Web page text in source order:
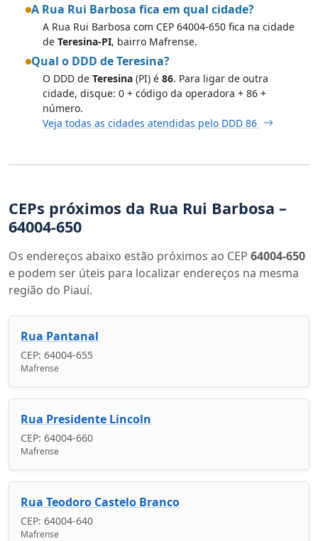
A Rua Rui Barbosa fica em qual cidade?
A Rua Rui Barbosa com CEP 64004-650 fica na cidade
de Teresina-PI, bairro Mafrense.
Qual o DDD de Teresina?
O DDD de Teresina (PI) é 86. Para ligar de outra
cidade, disque: 0 + código da operadora + 86 +
número.
Veja todas as cidades atendidas pelo DDD 86
CEPs próximos da Rua Rui Barbosa –
64004-650
Os endereços abaixo estão próximos ao CEP 64004-650
e podem ser úteis para localizar endereços na mesma
região do Piauí.
Rua Pantanal
CEP: 64004-655
Mafrense
Rua Presidente Lincoln
CEP: 64004-660
Mafrense
Rua Teodoro Castelo Branco
CEP: 64004-640
Mafrense